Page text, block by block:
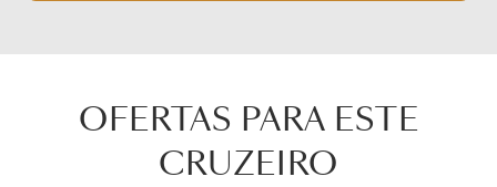
OFERTAS PARA ESTE
CRUZEIRO